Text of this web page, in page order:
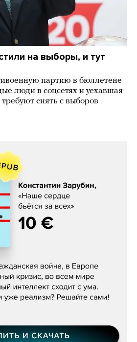
на выборы, и тут
партию в бюллетене
люди в соцсетях и уехавшая
снять с выборов
«Наше сердце